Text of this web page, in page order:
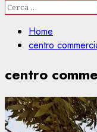
Ricerca
Home
centro
centro